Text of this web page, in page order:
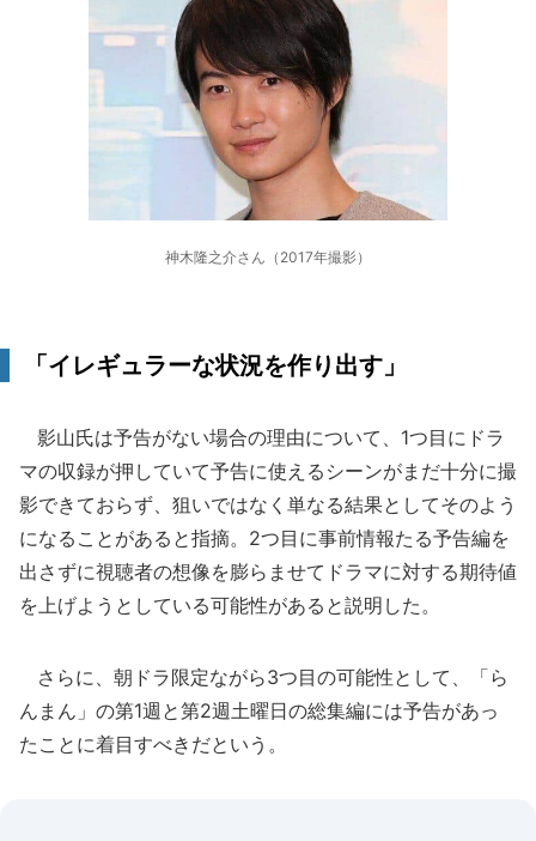
神木隆之介さん（2017年撮影）
「イレギュラーな状況を作り出す」
影山氏は予告がない場合の理由について、1つ目にドラ
マの収録が押していて予告に使えるシーンがまだ十分に撮
影できておらず、狙いではなく単なる結果としてそのよう
になることがあると指摘。2つ目に事前情報たる予告編を
出さずに視聴者の想像を膨らませてドラマに対する期待値
を上げようとしている可能性があると説明した。
さらに、朝ドラ限定ながら3つ目の可能性として、「ら
んまん」の第1週と第2週土曜日の総集編には予告があっ
たことに着目すべきだという。